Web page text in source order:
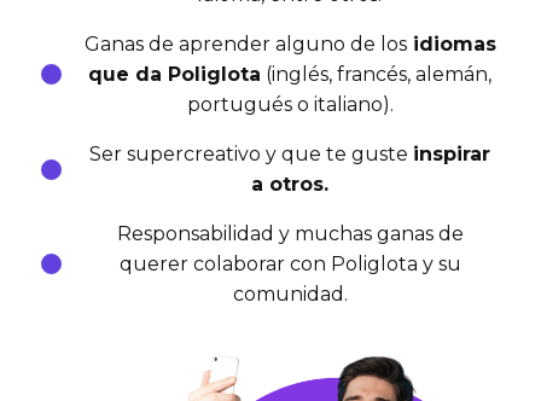
Ser supercreativo y que te guste inspirar
a otros.
Responsabilidad y muchas ganas de
querer colaborar con Poliglota y su
comunidad.
Ganas de aprender alguno de losidiomas
que da Poliglota (inglés, francés, alemán,
portugués o italiano).